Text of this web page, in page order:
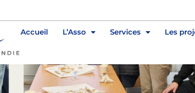
Accueil L’Asso Services Les